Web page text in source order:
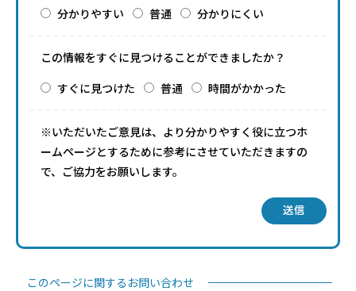
分かりやすい
普通 分かりにくい
この情報をすぐに見つけることができましたか？
すぐに見つけた
普通 時間がかかった
※いただいたご意見は、より分かりやすく役に立つホ
ームページとするために参考にさせていただきますの
で、ご協力をお願いします。
送信
このページに関するお問い合わせ